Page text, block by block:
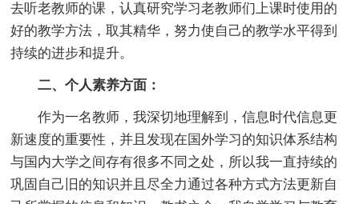
去听老教师的课，认真研究学习老教师们上课时使用的
好的教学方法，取其精华，努力使自己的教学水平得到
持续的进步和提升。
二、个人素养方面：
作为一名教师，我深切地理解到，信息时代信息更
新速度的重要性，并且发现在国外学习的知识体系结构
与国内大学之间存有很多不同之处，所以我一直持续的
巩固自己旧的知识并且尽全力通过各种方式方法更新自